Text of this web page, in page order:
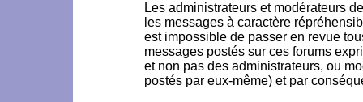
Les administrateurs et modérateurs
les messages à caractère
est impossible de passer en revue
messages postés sur ces forums
et non pas des administrateurs, ou
postés par eux-même) et par